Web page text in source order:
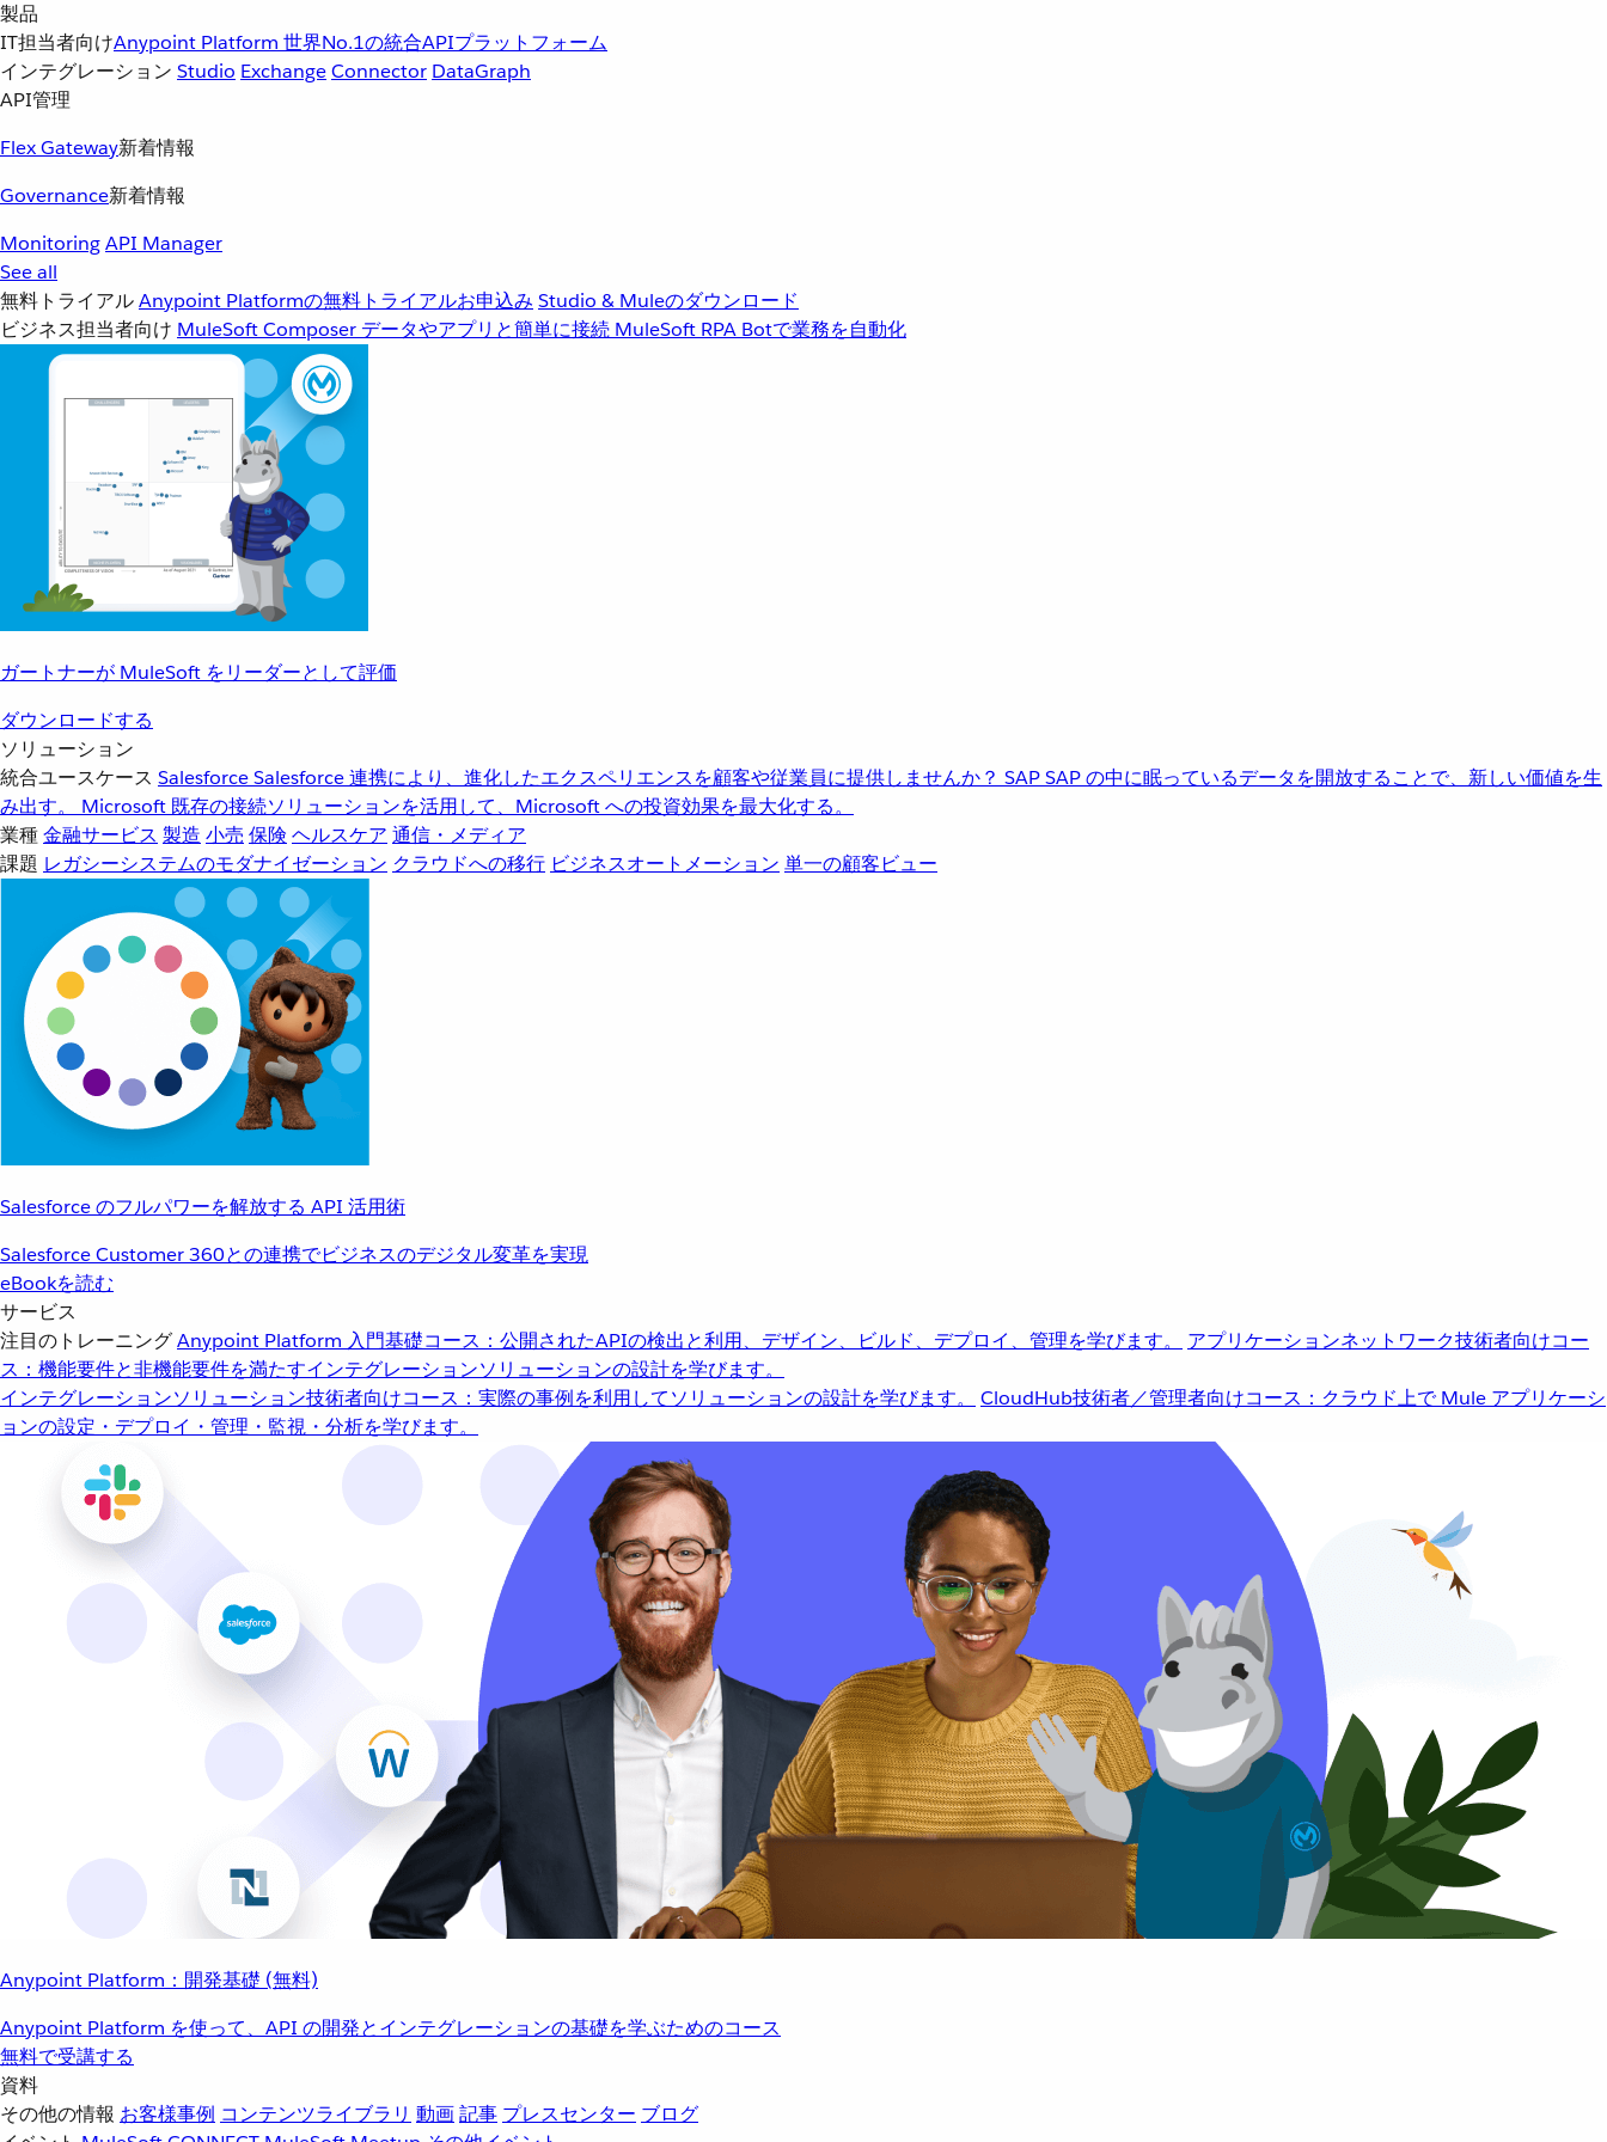
製品
IT担当者向けAnypoint Platform 世界No.1の統合APIプラットフォーム
インテグレーション Studio ExchangeConnector DataGraph
API管理
Flex Gateway新着情報
Governance新着情報
MonitoringAPI Manager
See all
無料トライアルAnypoint Platformの無料トライアルお申込み Studio & Muleのダウンロード
ビジネス担当者向け MuleSoft Composer データやアプリと簡単に接続 MuleSoft RPA Botで業務を自動化
ガートナーが MuleSoft をリーダーとして評価
ダウンロードする
ソリューション
統合ユースケース SalesforceSalesforce 連携により、進化したエクスペリエンスを顧客や従業員に提供しませんか？ SAPSAP の中に眠っているデータを開放することで、新しい価値を生
み出す。
Microsoft 既存の接続ソリューションを活用して、Microsoft への投資効果を最大化する。
業種金融サービス 製造 小売 保険 ヘルスケア 通信・メディア
課題 レガシーシステムのモダナイゼーション クラウドへの移行 ビジネスオートメーション 単一の顧客ビュー
Salesforce のフルパワーを解放する API 活用術
Salesforce Customer 360との連携でビジネスのデジタル変革を実現
eBookを読む
サービス
注目のトレーニングAnypoint Platform 入門基礎コース：公開されたAPIの検出と利用、デザイン、ビルド、デプロイ、管理を学びます。 アプリケーションネットワーク技術者向けコー
ス：機能要件と非機能要件を満たすインテグレーションソリューションの設計を学びます。
インテグレーションソリューション技術者向けコース：実際の事例を利用してソリューションの設計を学びます。 CloudHub技術者／管理者向けコース：クラウド上で Mule アプリケーシ
ョンの設定・デプロイ・管理・監視・分析を学びます。
Anypoint Platform：開発基礎 (無料)
Anypoint Platform を使って、API の開発とインテグレーションの基礎を学ぶためのコース
無料で受講する
資料
その他の情報 お客様事例 コンテンツライブラリ 動画記事 プレスセンター ブログ